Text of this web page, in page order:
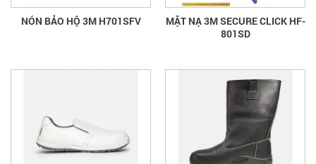
NÓN BẢO HỘ 3M H701SFV
MẶT NẠ 3M SECURE CLICK HF-
801SD